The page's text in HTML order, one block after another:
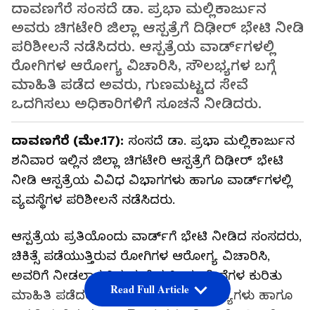
ದಾವಣಗೆರೆ ಸಂಸದೆ ಡಾ. ಪ್ರಭಾ ಮಲ್ಲಿಕಾರ್ಜುನ
ಅವರು ಚಿಗಟೇರಿ ಜಿಲ್ಲಾ ಆಸ್ಪತ್ರೆಗೆ ದಿಢೀರ್ ಭೇಟಿ ನೀಡಿ
ಪರಿಶೀಲನೆ ನಡೆಸಿದರು. ಆಸ್ಪತ್ರೆಯ ವಾರ್ಡ್‌ಗಳಲ್ಲಿ
ರೋಗಿಗಳ ಆರೋಗ್ಯ ವಿಚಾರಿಸಿ, ಸೌಲಭ್ಯಗಳ ಬಗ್ಗೆ
ಮಾಹಿತಿ ಪಡೆದ ಅವರು, ಗುಣಮಟ್ಟದ ಸೇವೆ
ಒದಗಿಸಲು ಅಧಿಕಾರಿಗಳಿಗೆ ಸೂಚನೆ ನೀಡಿದರು.
ದಾವಣಗೆರೆ (ಮೇ.17): ಸಂಸದೆ ಡಾ. ಪ್ರಭಾ ಮಲ್ಲಿಕಾರ್ಜುನ
ಶನಿವಾರ ಇಲ್ಲಿನ ಜಿಲ್ಲಾ ಚಿಗಟೇರಿ ಆಸ್ಪತ್ರೆಗೆ ದಿಢೀರ್ ಭೇಟಿ
ನೀಡಿ ಆಸ್ಪತ್ರೆಯ ವಿವಿಧ ವಿಭಾಗಗಳು ಹಾಗೂ ವಾರ್ಡ್‌ಗಳಲ್ಲಿ
ವ್ಯವಸ್ಥೆಗಳ ಪರಿಶೀಲನೆ ನಡೆಸಿದರು.
ಆಸ್ಪತ್ರೆಯ ಪ್ರತಿಯೊಂದು ವಾರ್ಡ್‌ಗೆ ಭೇಟಿ ನೀಡಿದ ಸಂಸದರು,
ಚಿಕಿತ್ಸೆ ಪಡೆಯುತ್ತಿರುವ ರೋಗಿಗಳ ಆರೋಗ್ಯ ವಿಚಾರಿಸಿ,
ಅವರಿಗೆ ನೀಡಲಾಗುತ್ತಿರುವ ವೈದ್ಯಕೀಯ ಸೇವೆಗಳ ಕುರಿತು
ಮಾಹಿತಿ ಪಡೆದರು. ಜೊತೆಗೆ ರೋಗಿಗಳ ಸಮಸ್ಯೆಗಳು ಹಾಗೂ
Read Full Article